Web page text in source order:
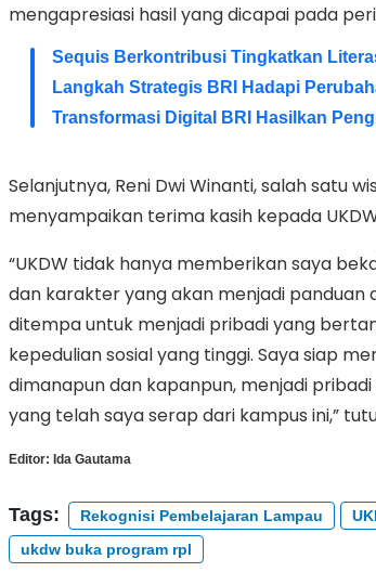
mengapresiasi hasil yang dicapai pada
Sequis Berkontribusi Tingkatkan
Langkah Strategis BRI Hadapi
Transformasi Digital BRI Hasilkan
Selanjutnya, Reni Dwi Winanti, salah satu
menyampaikan terima kasih kepada
“UKDW tidak hanya memberikan saya
dan karakter yang akan menjadi panduan
ditempa untuk menjadi pribadi yang
kepedulian sosial yang tinggi. Saya siap
dimanapun dan kapanpun, menjadi
yang telah saya serap dari kampus ini,”
Editor: Ida Gautama
Tags: Rekognisi Pembelajaran Lampau
ukdw buka program rpl